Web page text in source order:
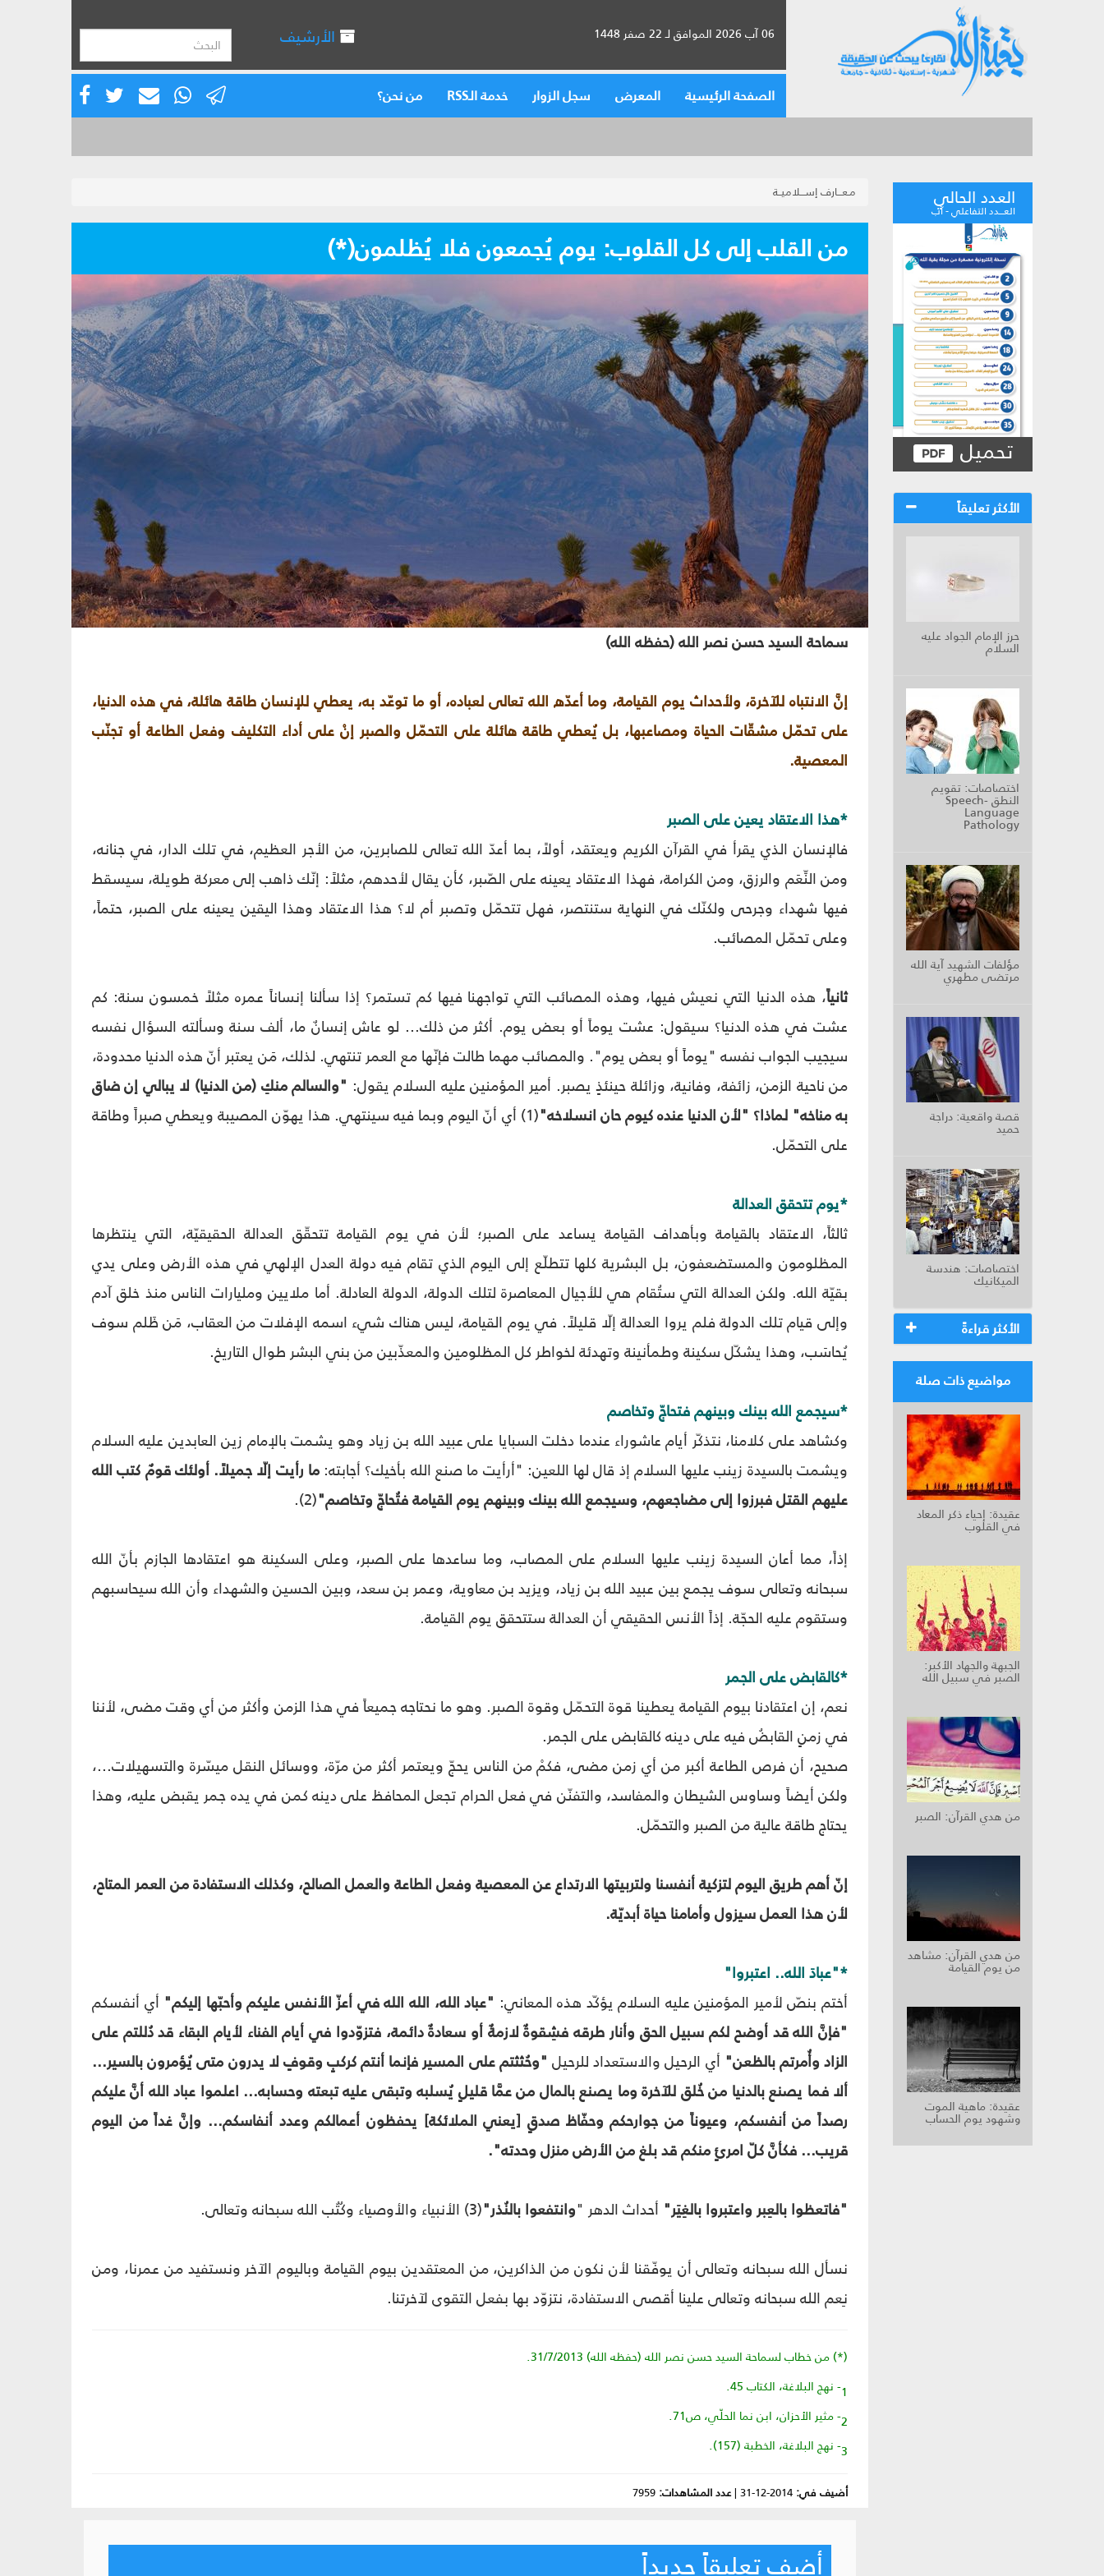
06 آب 2026 الموافق لـ 22 صفر 1448 الأرشيف
الصفحة الرئيسية المعرض سجل الزوار خدمة الـRSS من نحن؟
العدد الحالي
العـــدد التفاعلي - آب
تحميل
الأكثر تعليقاً
حرز الإمام الجواد عليه
السلام
اختصاصات: تقويم
النطق Speech-
Language
Pathology
مؤلفات الشهيد آية الله
مرتضى مطهري
قصة واقعية: دراجة
حميد
اختصاصات: هندسة
الميكانيك
الأكثر قراءةً
مواضيع ذات صلة
عقيدة: إحياء ذكر المعاد
في القلوب
الجبهة والجهاد الأكبر:
الصبر في سبيل الله‏
من هدي القرآن‏: الصبر
من هدي القرآن: مشاهد
من يوم القيامة
عقيدة: ماهية الموت
وشهود يوم الحساب
مـعـــارف إســـلاميــة
من القلب إلى كل القلوب: يوم يُجمعون فلا يُظلمون(*)
سماحة السيد حسن نصر الله (حفظه الله)
إنَّ الانتباه للآخرة، ولأحداث يوم القيامة، وما أعدّه الله تعالى لعباده، أو ما توعّد به، يعطي للإنسان طاقة هائلة، في هذه الدنيا،
على تحمّل مشقّات الحياة ومصاعبها، بل يُعطي طاقة هائلة على التحمّل والصبر إنْ على أداء التكليف وفعل الطاعة أو تجنّب
المعصية.
*هذا الاعتقاد يعين على الصبر
فالإنسان الذي يقرأ في القرآن الكريم ويعتقد، أولاً، بما أعدّ الله تعالى للصابرين، من الأجر العظيم، في تلك الدار، في جنانه،
ومن النِّعَم والرزق، ومن الكرامة، فهذا الاعتقاد يعينه على الصّبر، كأن يقال لأحدهم، مثلاً: إنّك ذاهب إلى معركة طويلة، سيسقط
فيها شهداء وجرحى ولكنّك في النهاية ستنتصر، فهل تتحمّل وتصبر أم لا؟ هذا الاعتقاد وهذا اليقين يعينه على الصبر، حتماً،
وعلى تحمّل المصائب.
ثانياً، هذه الدنيا التي نعيش فيها، وهذه المصائب التي تواجهنا فيها كم تستمر؟ إذا سألنا إنساناً عمره مثلاً خمسون سنة: كم
عشت في هذه الدنيا؟ سيقول: عشت يوماً أو بعض يوم. أكثر من ذلك... لو عاش إنسانٌ ما، ألف سنة وسألته السؤال نفسه
سيجيب الجواب نفسه "يوماً أو بعض يوم". والمصائب مهما طالت فإنّها مع العمر تنتهي. لذلك، مَن يعتبر أنّ هذه الدنيا محدودة،
من ناحية الزمن، زائفة، وفانية، وزائلة حينئذٍ يصبر. أمير المؤمنين عليه السلام يقول: "والسالم منكِ (من الدنيا) لا يبالي إن ضاق
به مناخه" لماذا؟ "لأن الدنيا عنده كيوم حان انسلاخه"
(1) أي أنّ اليوم وبما فيه سينتهي. هذا يهوّن المصيبة ويعطي صبراً وطاقة
على التحمّل.
*يوم تتحقق العدالة
ثالثاً، الاعتقاد بالقيامة وبأهداف القيامة يساعد على الصبر؛ لأن في يوم القيامة تتحقّق العدالة الحقيقيّة، التي ينتظرها
المظلومون والمستضعفون، بل البشرية كلها تتطلّع إلى اليوم الذي تقام فيه دولة العدل الإلهي في هذه الأرض وعلى يدي
بقيّة الله. ولكن العدالة التي ستُقام هي للأجيال المعاصرة لتلك الدولة، الدولة العادلة. أما ملايين ومليارات الناس منذ خلق آدم
وإلى قيام تلك الدولة فلم يروا العدالة إلّا قليلاً. في يوم القيامة، ليس هناك شيء اسمه الإفلات من العقاب، مَن ظَلم سوف
يُحاسَب، وهذا يشكّل سكينة وطمأنينة وتهدئة لخواطر كل المظلومين والمعذّبين من بني البشر طوال التاريخ.
*سيجمع الله بينك وبينهم فتحاجّ وتخاصم
وكشاهد على كلامنا، نتذكّر أيام عاشوراء عندما دخلت السبايا على عبيد الله بن زياد وهو يشمت بالإمام زين العابدين عليه السلام
ويشمت بالسيدة زينب عليها السلام إذ قال لها اللعين: "أرأيت ما صنع الله بأخيك؟ أجابته: ما رأيت إلّا جميلاً. أولئك قومٌ كتب الله
عليهم القتل فبرزوا إلى مضاجعهم، وسيجمع الله بينك وبينهم يوم القيامة فتُحاجّ وتخاصم"(2).
إذاً، مما أعان السيدة زينب عليها السلام على المصاب، وما ساعدها على الصبر، وعلى السكينة هو اعتقادها الجازم بأنّ الله
سبحانه وتعالى سوف يجمع بين عبيد الله بن زياد، ويزيد بن معاوية، وعمر بن سعد، وبين الحسين والشهداء وأن الله سيحاسبهم
وستقوم عليه الحجّة. إذاً الأنس الحقيقي أن العدالة ستتحقق يوم القيامة.
*كالقابض على الجمر
نعم، إن اعتقادنا بيوم القيامة يعطينا قوة التحمّل وقوة الصبر. وهو ما نحتاجه جميعاً في هذا الزمن وأكثر من أي وقت مضى، لأننا
في زمنٍ القابضُ فيه على دينه كالقابض على الجمر.
صحيح، أن فرص الطاعة أكبر من أي زمن مضى، فكمْ من الناس يحجّ ويعتمر أكثر من مرّة، ووسائل النقل ميسّرة والتسهيلات...،
ولكن أيضاً وساوس الشيطان والمفاسد، والتفنّن في فعل الحرام تجعل المحافظ على دينه كمن في يده جمر يقبض عليه، وهذا
يحتاج طاقة عالية من الصبر والتحمّل.
إنّ أهم طريق اليوم لتزكية أنفسنا ولتربيتها الارتداع عن المعصية وفعل الطاعة والعمل الصالح، وكذلك الاستفادة من العمر المتاح،
لأن هذا العمل سيزول وأمامنا حياة أبديّة.
*"عبادَ الله.. اعتبروا"
أختم بنصّ لأمير المؤمنين عليه السلام يؤكّد هذه المعاني: "عباد الله، الله الله في أعزّ الأنفس عليكم وأحبّها إليكم" أي أنفسكم
"فإنَّ الله قد أوضح لكم سبيل الحق وأنار طرقه فشِقوةٌ لازمةٌ أو سعادةٌ دائمة، فتزوّدوا في أيام الفناء لأيام البقاء قد دُللتم على
الزاد وأُمرتم بالظعن" أي الرحيل والاستعداد للرحيل "وحُثثتم على المسير فإنما أنتم كركبٍ وقوفٍ لا يدرون متى يُؤمرون بالسير...
ألا فما يصنع بالدنيا من خُلق للآخرة وما يصنع بالمال من عمَّا قليلٍ يُسلبه وتبقى عليه تبعته وحسابه... اعلموا عباد الله أنَّ عليكم
رصداً من أنفسكم، وعيوناً من جوارحكم وحفّاظ صدقٍ [يعني الملائكة] يحفظون أعمالكم وعدد أنفاسكم... وإنَّ غداً من اليوم
قريب... فكأنَّ كلّ امرئٍ منكم قد بلغ من الأرض منزل وحدته".
"فاتعظوا بالعِبر واعتبروا بالغِيَر" أحداث الدهر "وانتفعوا بالنُذر"(3) الأنبياء والأوصياء وكُتُب الله سبحانه وتعالى.
نسأل الله سبحانه وتعالى أن يوفّقنا لأن نكون من الذاكرين، من المعتقدين بيوم القيامة وباليوم الآخر ونستفيد من عمرنا، ومن
نِعم الله سبحانه وتعالى علينا أقصى الاستفادة، نتزوّد بها بفعل التقوى لآخرتنا.
(*) من خطاب لسماحة السيد حسن نصر الله (حفظه الله) 31/7/2013.
1- نهج البلاغة، الكتاب 45.
2- مثير الأحزان، ابن نما الحلّي، ص71.
3- نهج البلاغة، الخطبة (157).
أضيف في: 2014-12-31
|عدد المشاهدات: 7959
أضف تعليقاً جديداً